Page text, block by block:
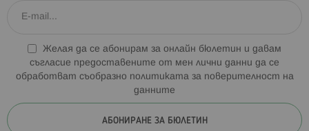
Желая да се абонирам за онлайн бюлетин и давам
съгласие предоставените от мен лични данни да се
обработват съобразно политиката за поверителност на
данните
АБОНИРАНЕ ЗА БЮЛЕТИН